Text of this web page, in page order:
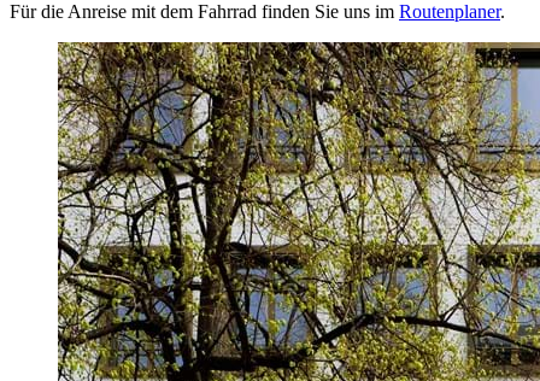
Für die Anreise mit dem Fahrrad finden Sie uns im Routenplaner.